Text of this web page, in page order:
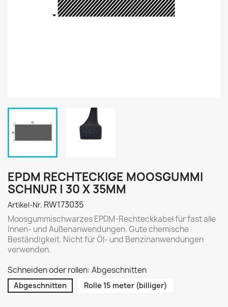
EPDM RECHTECKIGE MOOSGUMMI
SCHNUR | 30 X 35MM
Artikel-Nr. RW173035
Moosgummischwarzes EPDM-Rechteckkabel für fast alle
Innen- und Außenanwendungen. Gute chemische
Beständigkeit. Nicht für Öl- und Benzinanwendungen
verwenden.
Schneiden oder rollen: Abgeschnitten
Abgeschnitten Rolle 15 meter (billiger)